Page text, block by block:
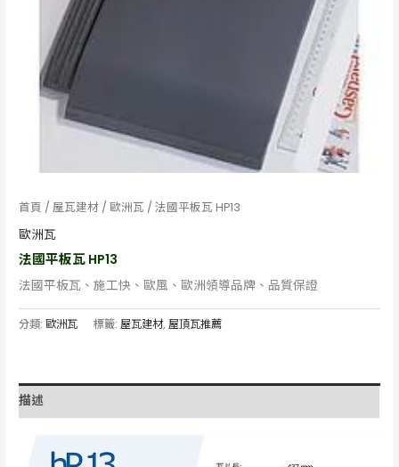
首頁 / 屋瓦建材 /歐洲瓦 / 法國平板瓦 HP13
歐洲瓦
法國平板瓦 HP13
法國平板瓦、施工快、歐風、歐洲領導品牌、品質保證
分類:歐洲瓦 標籤:屋瓦建材,屋頂瓦推薦
描述